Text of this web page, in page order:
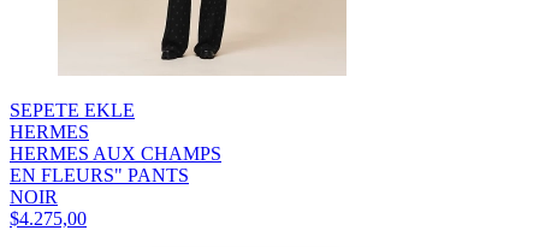
SEPETE EKLE
HERMES
HERMES AUX CHAMPS
EN FLEURS" PANTS
NOIR
$4.275,00